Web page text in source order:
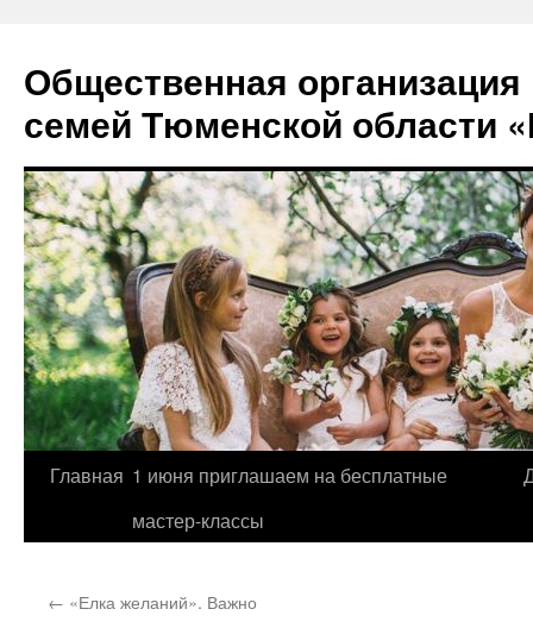
содержимому
Общественная
семей Тюменской области
Главная 1 июня приглашаем на бесплатные
мастер-классы
← «Елка желаний». Важно